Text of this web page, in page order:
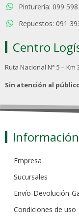
Pinturería: 099
Repuestos: 091
Centro
Ruta Nacional N° 5 – Km
Sin atención al
Información
Empresa
Sucursales
Envío-Devolución-
Condiciones de uso